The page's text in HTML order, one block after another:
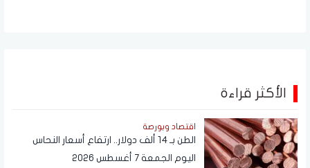
الأكثر قراءة
اقتصاد وبورصة
الطن بـ 14 ألف دولار.. ارتفاع أسعار النحاس
اليوم الجمعة 7 أغسطس 2026